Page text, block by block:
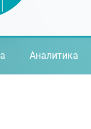
Аналитика